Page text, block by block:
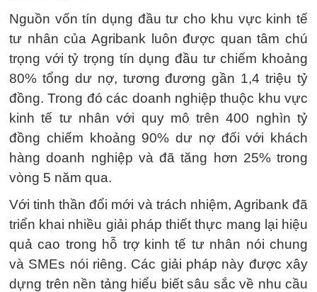
Nguồn vốn tín dụng đầu tư cho khu vực kinh tế
tư nhân của Agribank luôn được quan tâm chú
trọng với tỷ trọng tín dụng đầu tư chiếm khoảng
80% tổng dư nợ, tương đương gần 1,4 triệu tỷ
đồng. Trong đó các doanh nghiệp thuộc khu vực
kinh tế tư nhân với quy mô trên 400 nghìn tỷ
đồng chiếm khoảng 90% dư nợ đối với khách
hàng doanh nghiệp và đã tăng hơn 25% trong
vòng 5 năm qua.
Với tinh thần đổi mới và trách nhiệm, Agribank đã
triển khai nhiều giải pháp thiết thực mang lại hiệu
quả cao trong hỗ trợ kinh tế tư nhân nói chung
và SMEs nói riêng. Các giải pháp này được xây
dựng trên nền tảng hiểu biết sâu sắc về nhu cầu